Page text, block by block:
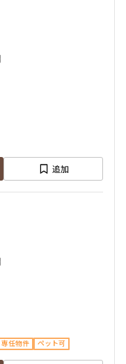
追加
専任物件 ペット可